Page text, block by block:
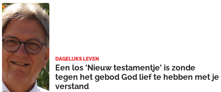
DAGELIJKS LEVEN
Een los 'Nieuw testamentje' is zonde
tegen het gebod God lief te hebben met je
verstand